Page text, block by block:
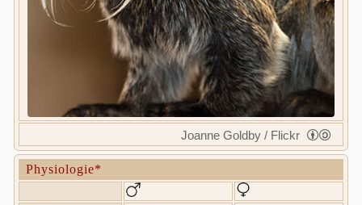
Joanne Goldby / Flickr
Physiologie*